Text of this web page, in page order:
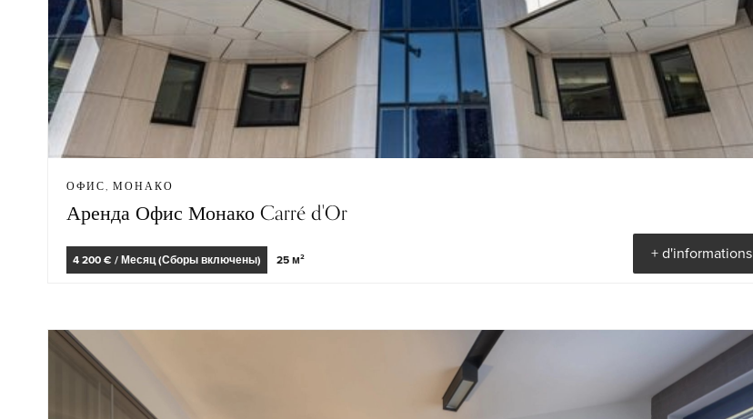
ОФИС, МОНАКО
Аренда Офис Монако Carré d'Or
4 200 € / Месяц (Сборы включены) 25 м² + d'informations